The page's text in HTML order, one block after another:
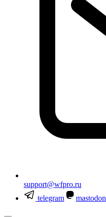
support@wfpro.ru
telegram
mastodon